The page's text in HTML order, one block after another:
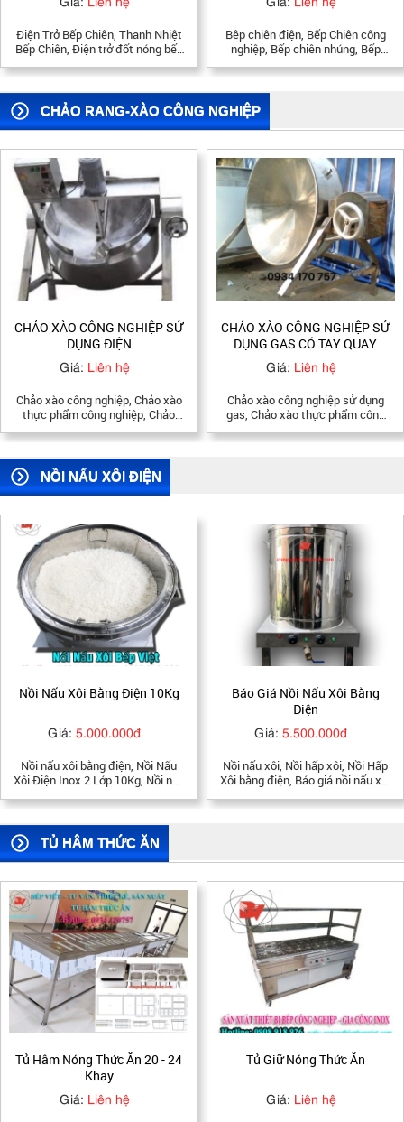
Giá: Liên hệ
Bêp chiên điện, Bếp Chiên công
nghiệp, Bếp chiên nhúng, Bếp
gà rán, Bếp chiên khoai tây, khoai
lang
Giá: Liên hệ
Bêp chiên điện, Bếp Chiên công
nghiệp, Bếp chiên nhúng, Bếp
gà rán, Bếp chiên khoai tây, khoai
CHẢO RANG-XÀO CÔNG NGHIỆP
CHẢO XÀO CÔNG NGHIỆP SỬ
DỤNG GAS CÓ TAY QUAY
Giá: Liên hệ
Chảo xào công nghiệp sử dụng
gas, Chảo xào thực phẩm công
nghiệp, Chảo xào nhân bánh,
Chảo Rang Công Nghiệp, Chảo
xào dùng điện, Chảo xào inox,
Chảo xào công nghiệp sử dụng
điện, Chảo xào điện, Chảo xào
dùng điện công nghiệp, Chảo
chiên xào công nghiệp, Chảo
chiên công nghiệp,
Chảo Xào Công Nghiệp
Giá: Liên hệ
Chảo xào công nghiệp, chảo xào
công nghiệp bằng điện, chảo xào
nhân bánh công nghiệp, chảo xào
bằng điện, chảo xào nhân bánh,
NỒI NẤU XÔI ĐIỆN
Báo Giá Nồi Nấu Xôi Bằng
Giá: 5.500.000đ
Nồi nấu xôi, Nồi hấp xôi, Nồi Hấp
Xôi bằng điện, Báo giá nồi nấu xôi
bằng điện, báo giá nồi nấu xôi
5kg-10kg-15kg-20kg, Nồi nấu xôi
điện tại tphcm
Nồi Nấu Xôi Bằng Điện
Giá: 3.000.000đ
Nồi nấu xôi, Nồi nấu xôi bằng điện
Bếp Việt công nghệ hiện đại tiết
bán những món xôi thơm ngon,
TỦ HÂM THỨC ĂN
Tủ Giữ Nóng Thức Ăn
Giá: Liên hệ
Địa chỉ mua tủ hâm nóng thức
Giá: Liên hệ